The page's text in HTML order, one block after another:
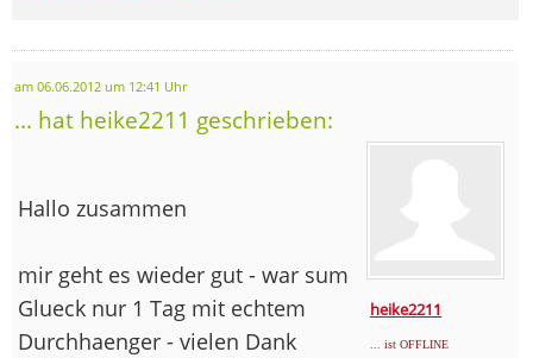
am 06.06.2012 um 12:41 Uhr
... hat heike2211 geschrieben:
heike2211
... ist OFFLINE
Hallo zusammen
mir geht es wieder gut - war sum
Glueck nur 1 Tag mit echtem
Durchhaenger - vielen Dank